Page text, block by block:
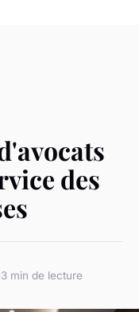
des
3 min de lecture